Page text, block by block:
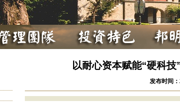
以耐心资本赋能“硬科
发布时间